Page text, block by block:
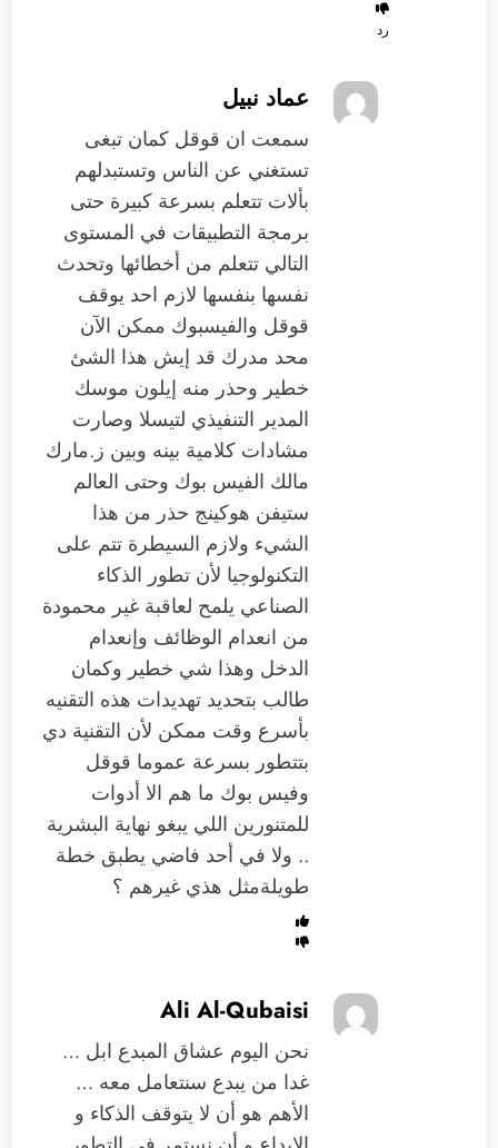
رد
عماد نبيل
سمعت ان قوقل كمان تبغى
تستغني عن الناس وتستبدلهم
بألات تتعلم بسرعة كبيرة حتى
برمجة التطبيقات في المستوى
التالي تتعلم من أخطائها وتحدث
نفسها بنفسها لازم احد يوقف
قوقل والفيسبوك ممكن الآن
محد مدرك قد إيش هذا الشئ
خطير وحذر منه إيلون موسك
المدير التنفيذي لتيسلا وصارت
مشادات كلامية بينه وبين ز.مارك
مالك الفيس بوك وحتى العالم
ستيفن هوكينج حذر من هذا
الشيء ولازم السيطرة تتم على
التكنولوجيا لأن تطور الذكاء
الصناعي يلمح لعاقبة غير محمودة
من انعدام الوظائف وإنعدام
الدخل وهذا شي خطير وكمان
طالب بتحديد تهديدات هذه التقنيه
بأسرع وقت ممكن لأن التقنية دي
بتتطور بسرعة عموما قوقل
وفيس بوك ما هم الا أدوات
للمتنورين اللي يبغو نهاية البشرية
.. ولا في أحد فاضي يطبق خطة
طويلةمثل هذي غيرهم ؟
Ali Al-Qubaisi
نحن اليوم عشاق المبدع ابل …
غدا من يبدع سنتعامل معه …
الأهم هو أن لا يتوقف الذكاء و